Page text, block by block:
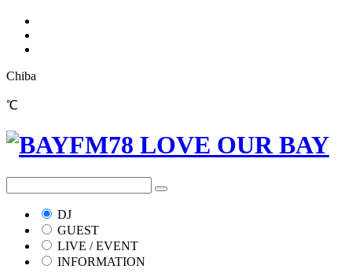
Chiba
℃
DJ
GUEST
LIVE / EVENT
INFORMATION